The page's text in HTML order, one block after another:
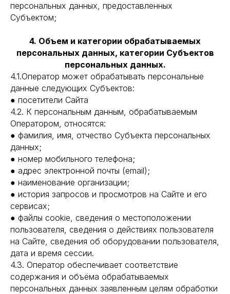
персональных данных, предоставленных
Субъектом;
4. Объем и категории обрабатываемых
персональных данных, категории Субъектов
персональных данных.
4.1.Оператор может обрабатывать персональные
данные следующих Субъектов:
● посетители Сайта
4.2. К персональным данным, обрабатываемым
Оператором, относятся:
● фамилия, имя, отчество Субъекта персональных
данных;
● номер мобильного телефона;
● адрес электронной почты (email);
● наименование организации;
● история запросов и просмотров на Сайте и его
сервисах;
● файлы cookie, сведения о местоположении
пользователя, сведения о действиях пользователя
на Сайте, сведения об оборудовании пользователя,
дата и время сессии.
4.3. Оператор обеспечивает соответствие
содержания и объёма обрабатываемых
персональных данных заявленным целям обработки